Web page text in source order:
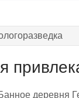
деревня